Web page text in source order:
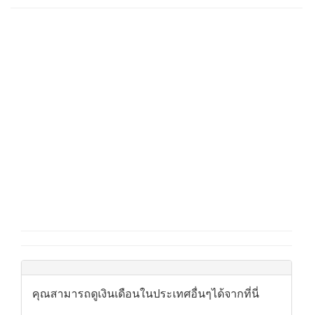
คุณสามารถดูเงินเดือนในประเทศอื่นๆได้จากที่นี่